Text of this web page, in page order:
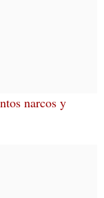
narcos y